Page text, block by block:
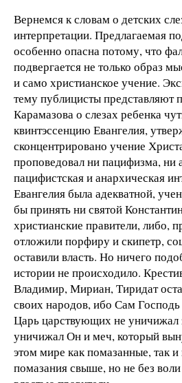
Вернемся к словам о детских
интерпретации. Предлагаемая
особенно опасна потому, что
подвергается не только образ
и само христианское учение.
тему публицисты представляют
Карамазова о слезах ребенка
квинтэссенцию Евангелия,
сконцентрировано учение
проповедовал ни пацифизма, ни
пацифистская и анархическая
Евангелия была адекватной,
бы принять ни святой
христианские правители, либо,
отложили порфиру и скипетр,
оставили власть. Но ничего
истории не происходило.
Владимир, Мириан, Тиридат
своих народов, ибо Сам
Царь царствующих не уничижал
уничижал Он и меч, который
этом мире как помазанные, так
помазания свыше, но не без